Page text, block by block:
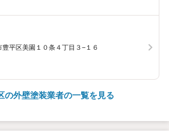
平区美園１０条４丁目３−１６
の外壁塗装業者の一覧を見る